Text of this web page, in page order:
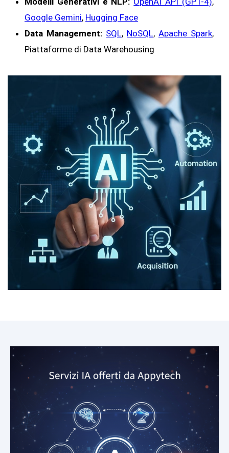
Google Gemini, Hugging Face
Data Management: SQL, NoSQL, Apache Spark,
Piattaforme di Data Warehousing